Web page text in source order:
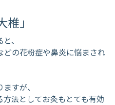
」
、
の花粉症や鼻炎に悩まされ
すが、
法としてお灸もとても有効